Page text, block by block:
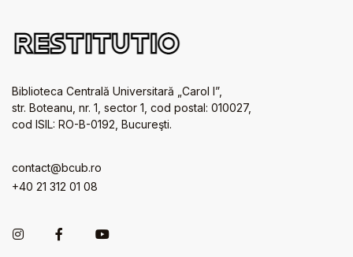
Biblioteca Centrală Universitară „Carol I”,
str. Boteanu, nr. 1, sector 1, cod postal: 010027,
cod ISIL: RO-B-0192, Bucureşti.
contact@bcub.ro
+40 21 312 01 08